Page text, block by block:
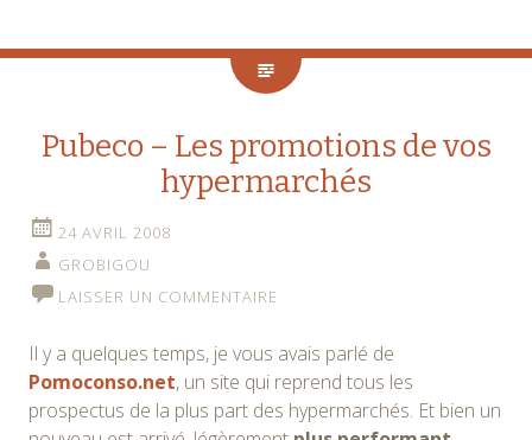
Pubeco – Les promotions de vos
hypermarchés
24 AVRIL 2008
GROBIGOU
LAISSER UN COMMENTAIRE
Il y a quelques temps, je vous avais parlé de
Pomoconso.net, un site qui reprend tous les
prospectus de la plus part des hypermarchés. Et bien un